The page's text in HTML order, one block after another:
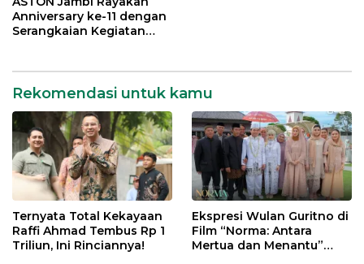
Anniversary ke-11 dengan
Serangkaian Kegiatan
Rekomendasi untuk kamu
Ternyata Total Kekayaan
Raffi Ahmad Tembus Rp 1
Triliun, Ini Rinciannya!
Ekspresi Wulan Guritno di
Film “Norma: Antara
Mertua dan Menantu”